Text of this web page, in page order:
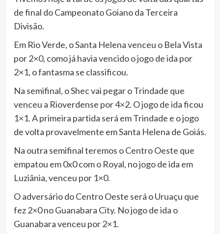
de final do Campeonato Goiano da Terceira
Divisão.
Em Rio Verde, o Santa Helena venceu o Bela Vista
por 2×0, como já havia vencido o jogo de ida por
2×1, o fantasma se classificou.
Na semifinal, o Shec vai pegar o Trindade que
venceu a Rioverdense por 4×2. O jogo de ida ficou
1×1. A primeira partida será em Trindade e o jogo
de volta provavelmente em Santa Helena de Goiás.
Na outra semifinal teremos o Centro Oeste que
empatou em 0x0 com o Royal, no jogo de ida em
Luziânia, venceu por 1×0.
O adversário do Centro Oeste será o Uruaçu que
fez 2×0 no Guanabara City. No jogo de ida o
Guanabara venceu por 2×1.